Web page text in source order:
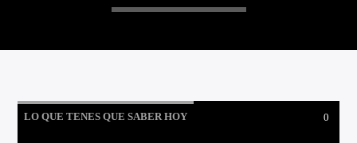
LO QUE TENES QUE SABER HOY 0